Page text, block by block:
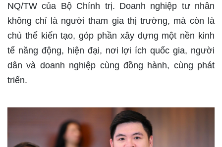
NQ/TW của Bộ Chính trị. Doanh nghiệp tư nhân
không chỉ là người tham gia thị trường, mà còn là
chủ thể kiến tạo, góp phần xây dựng một nền kinh
tế năng động, hiện đại, nơi lợi ích quốc gia, người
dân và doanh nghiệp cùng đồng hành, cùng phát
triển.